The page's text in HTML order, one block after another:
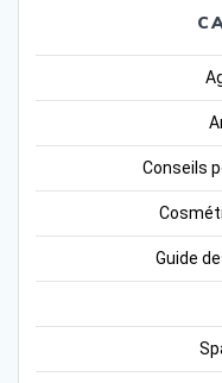
Conseils
Guide